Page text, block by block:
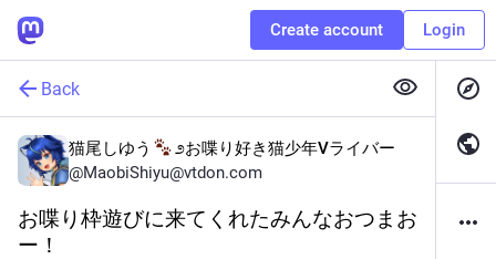
Create account Login
Back
猫尾しゆう
೨お喋り好き猫少年Vライバー
@MaobiShiyu@vtdon.com
お喋り枠遊びに来てくれたみんなおつまお
ー！